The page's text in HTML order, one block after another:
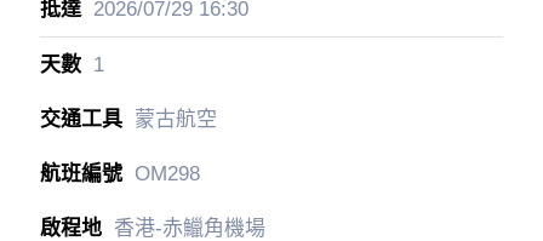
2026/07/2916:30
1
蒙古航空
OM298
香港-赤鱲角機場